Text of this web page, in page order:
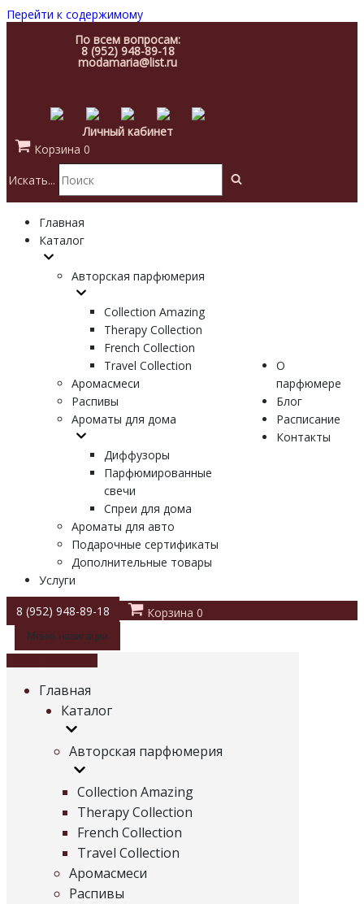
Перейти к содержимому
По всем вопросам:
8 (952) 948-89-18
modamaria@list.ru
Личный кабинет
Корзина 0
Искать...
Главная
Каталог
Авторская парфюмерия
Collection Amazing
Therapy Collection
French Collection
Travel Collection
Аромасмеси
Распивы
Ароматы для дома
Диффузоры
Парфюмированные
свечи
Спреи для дома
Ароматы для авто
Подарочные сертификаты
Дополнительные товары
Услуги
О
парфюмере
Блог
Расписание
Контакты
8 (952) 948-89-18 Корзина 0
Меню навигации
Главная
Каталог
Авторская парфюмерия
Collection Amazing
Therapy Collection
French Collection
Travel Collection
Аромасмеси
Распивы